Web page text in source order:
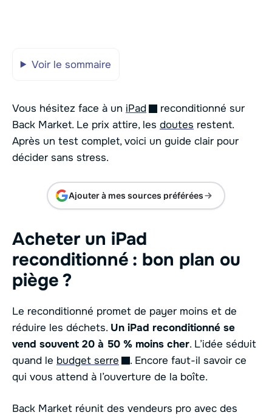
Voir le sommaire
Vous hésitez face à un iPad
reconditionné sur
Back Market. Le prix attire, les doutes restent.
Après un test complet, voici un guide clair pour
décider sans stress.
Ajouter à mes sources préférées
Acheter un iPad
reconditionné : bon plan ou
piège ?
Le reconditionné promet de payer moins et de
réduire les déchets. Un iPad reconditionné se
vend souvent 20 à 50 % moins cher. L’idée séduit
quand le budget serre
. Encore faut-il savoir ce
qui vous attend à l’ouverture de la boîte.
Back Market réunit des vendeurs pro avec des